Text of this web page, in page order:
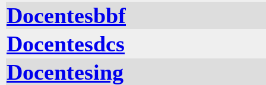
Docentesbbf
Docentesdcs
Docentesing